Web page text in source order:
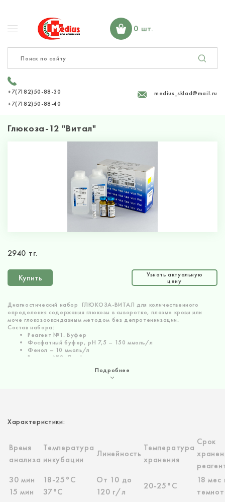
0 шт.
+7(7182)50-88-30
+7(7182)50-88-40
medius_sklad@mail.ru
Глюкоза-12 "Витал"
Диагностический набор ГЛЮКОЗА-ВИТАЛ для количественного
определения содержания глюкозы в сыворотке, плазме крови или
моче глокозооксидазным методом без депротеинизации.
Состав набора:
Реагент №1. Буфер
Фосфатный буфер, рН 7,5 – 150 ммоль/л
Фенол – 10 ммоль/л
Реагент №2. Лиофилизат
Пероксидаза – 1500 ед/л
4-аминоантипирин – 0,16 ммоль/л
2940 тг.
Купить
Узнать актуальную
цену
Подробнее
Характеристики:
Время
анализа
Температура
инкубации
Линейность
Температура
хранения
Срок
30 мин
15 мин
18-25°С
37°С
От 10 до
120 г/л
20-25°C
18 мес